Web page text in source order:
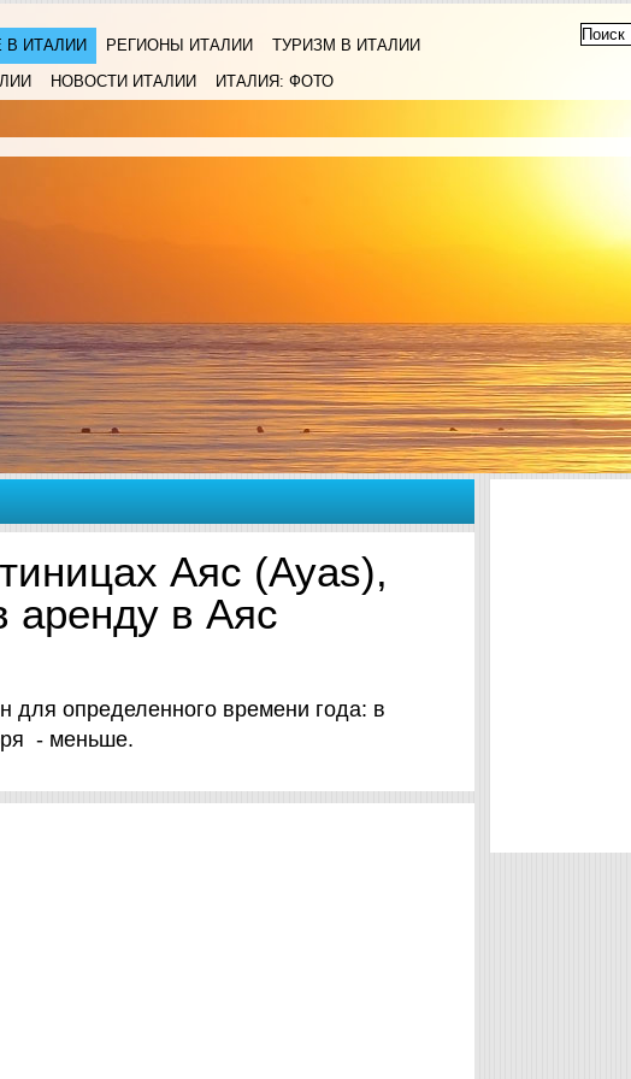
В ИТАЛИИ РЕГИОНЫ ИТАЛИИ
ТУРИЗМ В ИТАЛИИ
НОВОСТИ ИТАЛИИ ИТАЛИЯ: ФОТО
Аяс (Ayas),
аренду в Аяс
для определенного времени года: в
- меньше.